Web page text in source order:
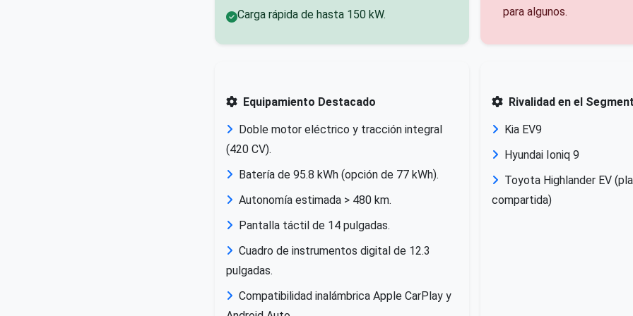
Carga rápida de hasta 150 kW.
para algunos.
Equipamiento Destacado
Doble motor eléctrico y tracción integral
(420 CV).
Batería de 95.8 kWh (opción de 77 kWh).
Autonomía estimada > 480 km.
Pantalla táctil de 14 pulgadas.
Cuadro de instrumentos digital de 12.3
pulgadas.
Compatibilidad inalámbrica Apple CarPlay y
Rivalidad en el
Kia EV9
Hyundai Ioniq 9
Toyota Highlander EV
compartida)